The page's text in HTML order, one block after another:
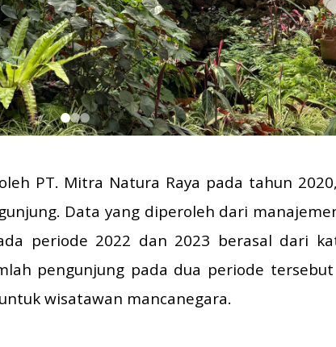
PT. Mitra Natura Raya pada tahun
Data yang diperoleh dari
periode 2022 dan 2023 berasal dari
pengunjung pada dua periode
wisatawan mancanegara.